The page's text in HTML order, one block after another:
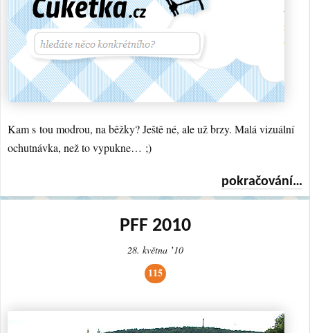
Kam s tou modrou, na běžky? Ještě né, ale už brzy. Malá vizuální
ochutnávka, než to vypukne… ;)
pokračování…
PFF 2010
28. května ʼ10
115